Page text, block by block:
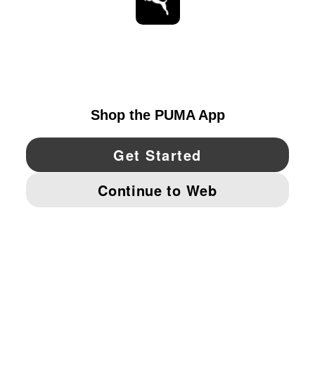
YouTube Twitter Pinterest
IMPRINT AND LEGAL DATA